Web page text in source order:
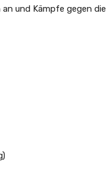
und Kämpfe gegen die